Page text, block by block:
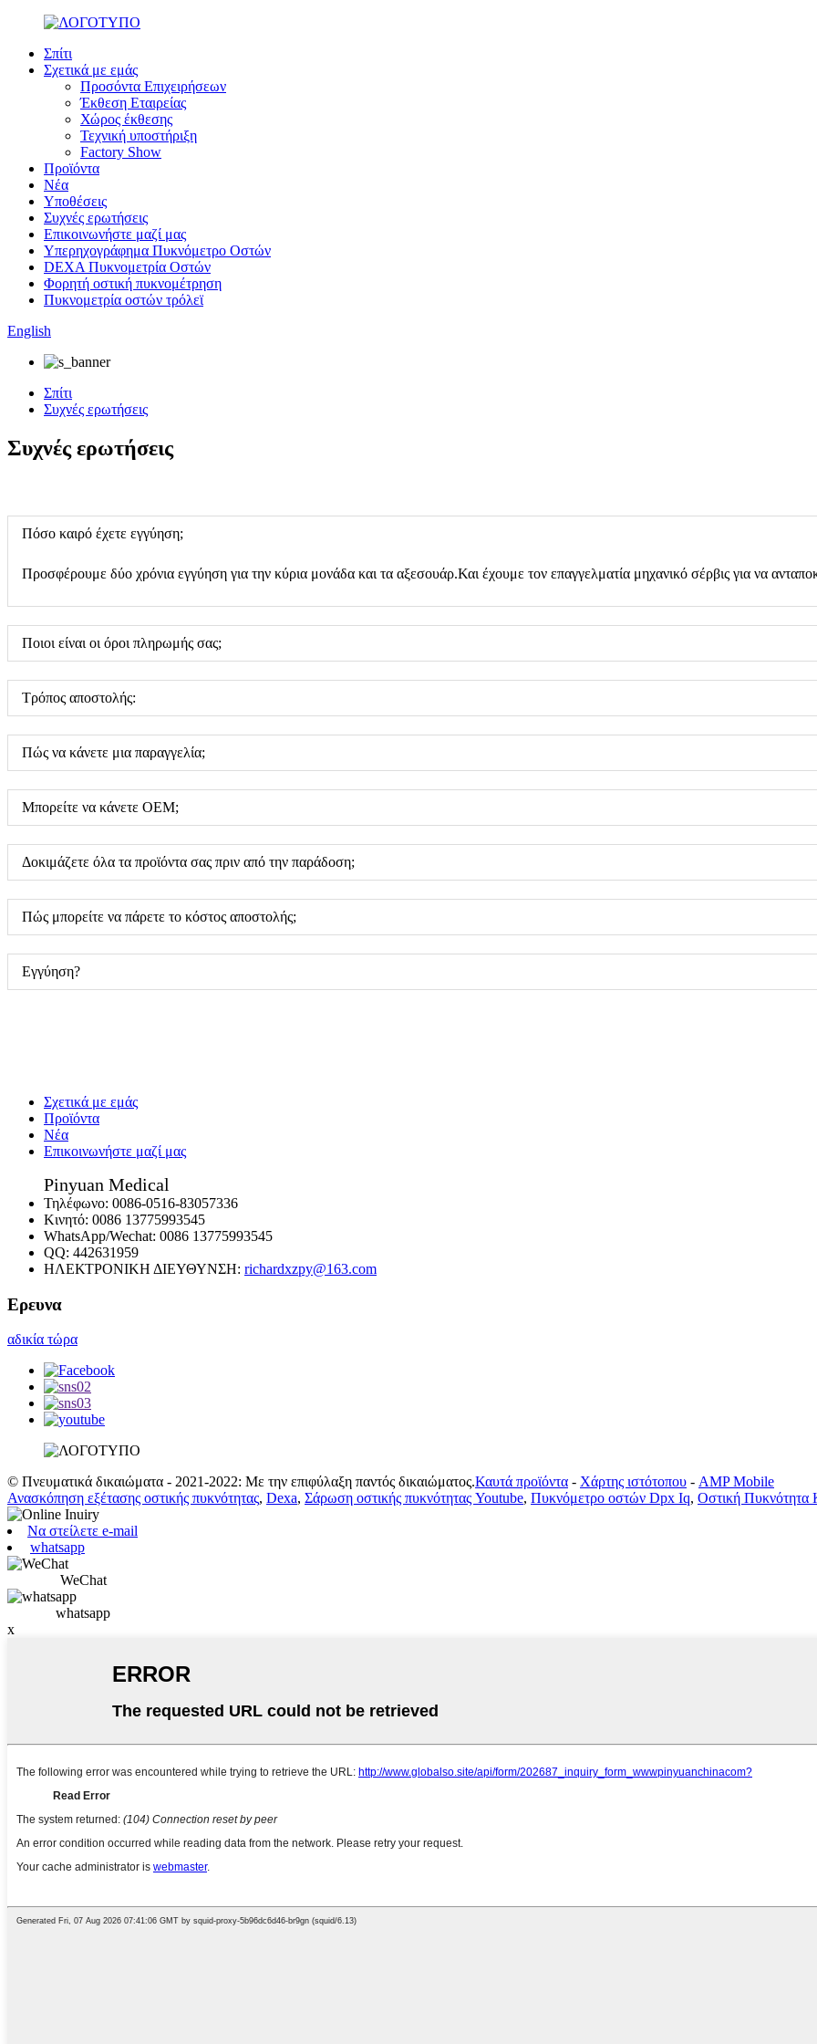
Σπίτι
Σχετικά με εμάς
Προσόντα Επιχειρήσεων
Έκθεση Εταιρείας
Χώρος έκθεσης
Τεχνική υποστήριξη
Factory Show
Προϊόντα
Νέα
Υποθέσεις
Συχνές ερωτήσεις
Επικοινωνήστε μαζί μας
Υπερηχογράφημα Πυκνόμετρο Οστών
DEXA Πυκνομετρία Οστών
Φορητή οστική πυκνομέτρηση
Πυκνομετρία οστών τρόλεϊ
English
Σπίτι
Συχνές ερωτήσεις
Συχνές ερωτήσεις
Πόσο καιρό έχετε εγγύηση;
Προσφέρουμε δύο χρόνια εγγύηση για την κύρια μονάδα και τα αξεσουάρ.Και έχουμε τον επαγγελματία μηχανικό σέρβις για να
Ποιοι είναι οι όροι πληρωμής σας;
Τρόπος αποστολής:
Πώς να κάνετε μια παραγγελία;
Μπορείτε να κάνετε OEM;
Δοκιμάζετε όλα τα προϊόντα σας πριν από την παράδοση;
Πώς μπορείτε να πάρετε το κόστος αποστολής;
Εγγύηση?
Σχετικά με εμάς
Προϊόντα
Νέα
Επικοινωνήστε μαζί μας
Pinyuan Medical
Τηλέφωνο: 0086-0516-83057336
Κινητό: 0086 13775993545
WhatsApp/Wechat: 0086 13775993545
QQ: 442631959
ΗΛΕΚΤΡΟΝΙΚΗ ΔΙΕΥΘΥΝΣΗ: richardxzpy@163.com
Ερευνα
αδικία τώρα
© Πνευματικά δικαιώματα - 2021-2022: Με την επιφύλαξη παντός δικαιώματος.Καυτά προϊόντα - Χάρτης ιστότοπου - AMP Mobile
Ανασκόπηση εξέτασης οστικής πυκνότητας, Dexa, Σάρωση οστικής πυκνότητας Youtube, Πυκνόμετρο οστών Dpx Iq, Οστική Πυκνότητα
Να στείλετε e-mail
whatsapp
WeChat
whatsapp
x